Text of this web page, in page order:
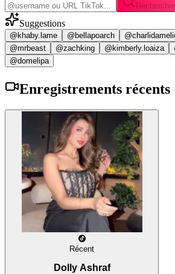
Rechercher
Suggestions
@khaby.lame @bellapoarch
@mrbeast
@zachking @kimberly.loaiza
@domelipa
Enregistrements récents
Récent
Dolly Ashraf